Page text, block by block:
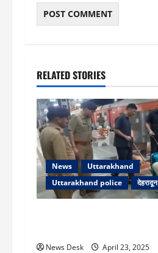
RELATED STORIES
News
Uttarakhand
Uttarakhand police
देहरादून
News Desk April 23, 2025